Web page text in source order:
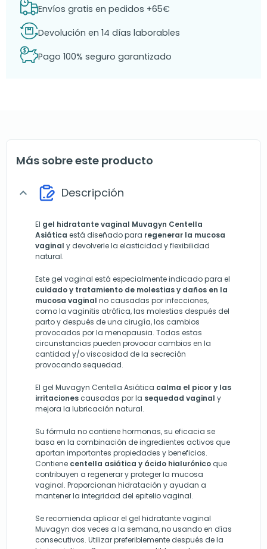
Envíos gratis en pedidos +65€
Devolución en 14 días laborables
Pago 100% seguro garantizado
Más sobre este producto
expand_more Descripción
El gel hidratante vaginal Muvagyn Centella
Asiática está diseñado para regenerar la mucosa
vaginal y devolverle la elasticidad y flexibilidad
natural.
Este gel vaginal está especialmente indicado para el
cuidado y tratamiento de molestias y daños en la
mucosa vaginal no causadas por infecciones,
como la vaginitis atrófica, las molestias después del
parto y después de una cirugía, los cambios
provocados por la menopausia. Todas estas
circunstancias pueden provocar cambios en la
cantidad y/o viscosidad de la secreción
provocando sequedad.
El gel Muvagyn Centella Asiática calma el picor y las
irritaciones causadas por la sequedad vaginal y
mejora la lubricación natural.
Su fórmula no contiene hormonas, su eficacia se
basa en la combinación de ingredientes activos que
aportan importantes propiedades y beneficios.
Contiene centella asiática y ácido hialurónico que
contribuyen a regenerar y proteger la mucosa
vaginal. Proporcionan hidratación y ayudan a
mantener la integridad del epitelio vaginal.
Se recomienda aplicar el gel hidratante vaginal
Muvagyn dos veces a la semana, no usando en días
consecutivos. Utilizar preferiblemente después de la